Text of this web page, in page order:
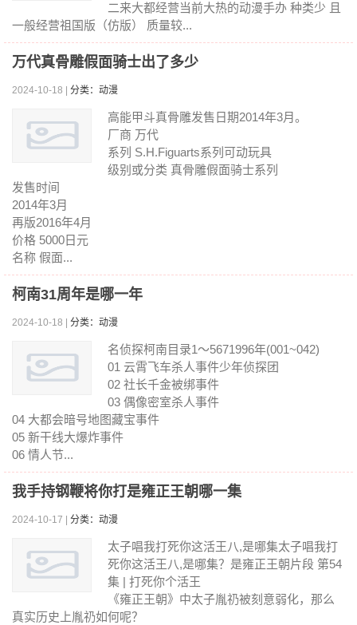
二来大都经营当前大热的动漫手办 种类少 且
一般经营祖国版（仿版） 质量较...
万代真骨雕假面骑士出了多少
2024-10-18 | 分类：动漫
高能甲斗真骨雕发售日期2014年3月。
厂商 万代
系列 S.H.Figuarts系列可动玩具
级别或分类 真骨雕假面骑士系列
发售时间
2014年3月
再版2016年4月
价格 5000日元
名称 假面...
柯南31周年是哪一年
2024-10-18 | 分类：动漫
名侦探柯南目录1～5671996年(001~042)
01 云霄飞车杀人事件少年侦探团
02 社长千金被绑事件
03 偶像密室杀人事件
04 大都会暗号地图藏宝事件
05 新干线大爆炸事件
06 情人节...
我手持钢鞭将你打是雍正王朝哪一集
2024-10-17 | 分类：动漫
太子唱我打死你这活王八,是哪集太子唱我打
死你这活王八,是哪集？是雍正王朝片段 第54
集 | 打死你个活王
《雍正王朝》中太子胤礽被刻意弱化，那么
真实历史上胤礽如何呢？